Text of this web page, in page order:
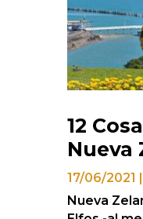
12
Nueva
17/06/2021 |
Nueva